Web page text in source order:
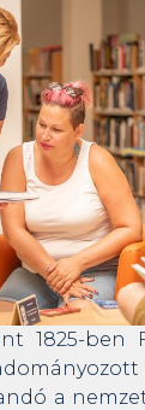
1825-ben
a